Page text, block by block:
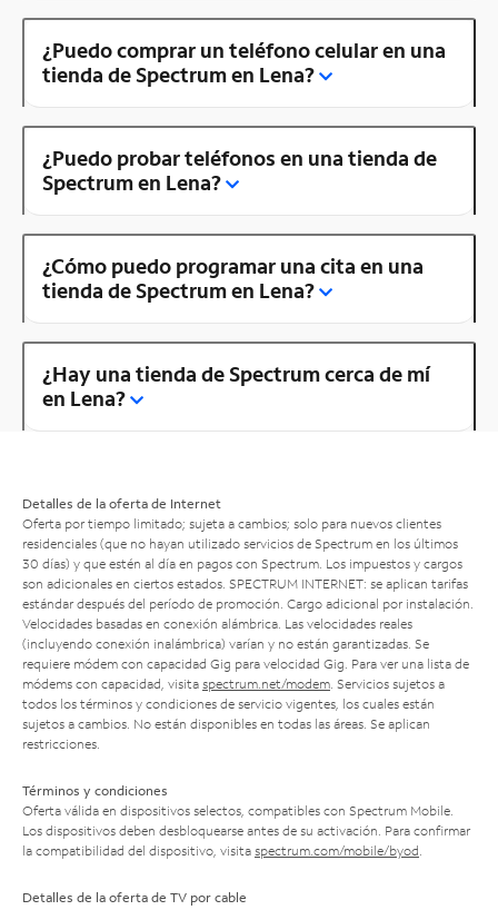
¿Puedo comprar un teléfono celular en una
tienda de Spectrum en Lena?
¿Puedo probar teléfonos en una tienda de
Spectrum en Lena?
¿Cómo puedo programar una cita en una
tienda de Spectrum en Lena?
¿Hay una tienda de Spectrum cerca de mí
en Lena?
Detalles de la oferta de Internet
Oferta por tiempo limitado; sujeta a cambios; solo para nuevos clientes
residenciales (que no hayan utilizado servicios de Spectrum en los últimos
30 días) y que estén al día en pagos con Spectrum. Los impuestos y cargos
son adicionales en ciertos estados. SPECTRUM INTERNET: se aplican tarifas
estándar después del período de promoción. Cargo adicional por instalación.
Velocidades basadas en conexión alámbrica. Las velocidades reales
(incluyendo conexión inalámbrica) varían y no están garantizadas. Se
requiere módem con capacidad Gig para velocidad Gig. Para ver una lista de
módems con capacidad, visita spectrum.net/modem . Servicios sujetos a
todos los términos y condiciones de servicio vigentes, los cuales están
sujetos a cambios. No están disponibles en todas las áreas. Se aplican
restricciones.
Términos y condiciones
Oferta válida en dispositivos selectos, compatibles con Spectrum Mobile.
Los dispositivos deben desbloquearse antes de su activación. Para confirmar
la compatibilidad del dispositivo, visita spectrum.com/mobile/byod
Detalles de la oferta de TV por cable